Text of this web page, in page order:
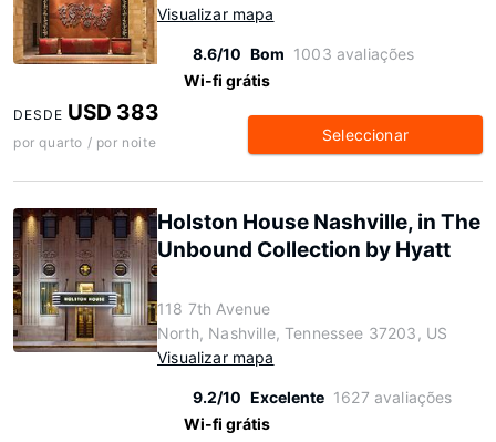
Visualizar mapa
8.6/10 Bom 1003 avaliações
Wi-fi grátis
DESDE USD 383
por quarto / por noite Seleccionar
Holston House Nashville, in The
Unbound Collection by Hyatt
118 7th Avenue
North, Nashville, Tennessee 37203, US
Visualizar mapa
9.2/10 Excelente 1627 avaliações
Wi-fi grátis